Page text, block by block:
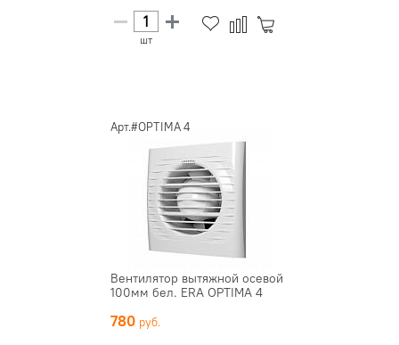
шт
Арт.#OPTIMA 4
Вентилятор вытяжной осевой
100мм бел. ERA OPTIMA 4
780